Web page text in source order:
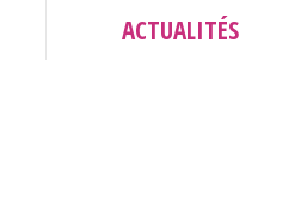
ACTUALITÉS